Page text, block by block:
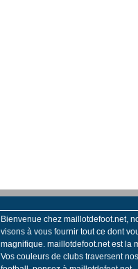
Bienvenue chez maillotdefoot.net,
visons à vous fournir tout ce dont
magnifique. maillotdefoot.net est la
Vos couleurs de clubs traversent